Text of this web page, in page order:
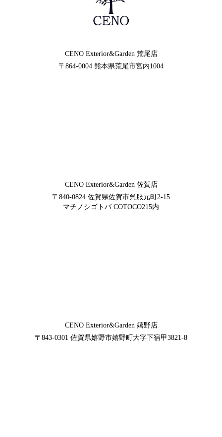
CENO Exterior&Garden荒尾店
〒864-0004 熊本県荒尾市宮内1004
CENO Exterior&Garden佐賀店
〒840-0824 佐賀県佐賀市呉服元町2-15
マチノシゴトバ COTOCO215内
CENO Exterior&Garden嬉野店
〒843-0301 佐賀県嬉野市嬉野町大字下宿甲3821-8